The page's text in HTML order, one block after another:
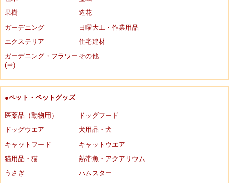
果樹
造花
ガーデニング
日曜大工・作業用品
エクステリア
住宅建材
ガーデニング・フラワー
(⇒)
その他
●ペット・ペットグッズ
医薬品（動物用）
ドッグフード
ドッグウエア
犬用品・犬
キャットフード
キャットウエア
猫用品・猫
熱帯魚・アクアリウム
うさぎ
ハムスター